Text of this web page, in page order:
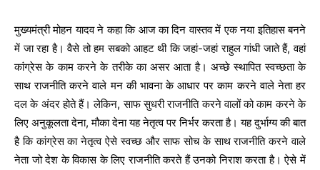
मुख्यमंत्री मोहन यादव ने कहा कि आज का दिन वास्तव में एक नया इतिहास बनने
में जा रहा है। वैसे तो हम सबको आहट थी कि जहां-जहां राहुल गांधी जाते हैं, वहां
कांग्रेस के काम करने के तरीके का असर आता है। अच्छे स्थापित स्वच्छता के
साथ राजनीति करने वाले मन की भावना के आधार पर काम करने वाले नेता हर
दल के अंदर होते हैं। लेकिन, साफ सुधरी राजनीति करने वालों को काम करने के
लिए अनुकूलता देना, मौका देना यह नेतृत्व पर निर्भर करता है। यह दुर्भाग्य की बात
है कि कांग्रेस का नेतृत्व ऐसे स्वच्छ और साफ सोच के साथ राजनीति करने वाले
नेता जो देश के विकास के लिए राजनीति करते हैं उनको निराश करता है। ऐसे में